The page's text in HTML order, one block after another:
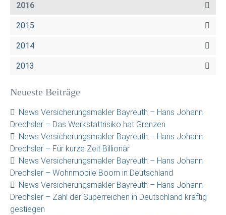
2016
2015
2014
2013
Neueste Beiträge
News Versicherungsmakler Bayreuth – Hans Johann
Drechsler – Das Werkstattrisiko hat Grenzen
News Versicherungsmakler Bayreuth – Hans Johann
Drechsler – Für kurze Zeit Billionär
News Versicherungsmakler Bayreuth – Hans Johann
Drechsler – Wohnmobile Boom in Deutschland
News Versicherungsmakler Bayreuth – Hans Johann
Drechsler – Zahl der Superreichen in Deutschland kräftig
gestiegen